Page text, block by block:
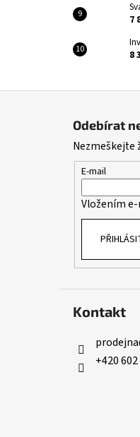
7
8
Odebírat
Nezmeškejte
E-mail
Vložením
Kontakt
prodejna
+420